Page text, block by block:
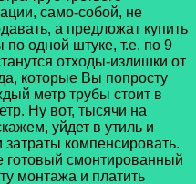
само-собой, не
а предложат купить
по одной штуке, т.е. по 9
отходы-излишки от
которые Вы попросту
метр трубы стоит в
Ну вот, тысячи на
уйдет в утиль и
затраты компенсировать.
готовый смонтированный
монтажа и платить